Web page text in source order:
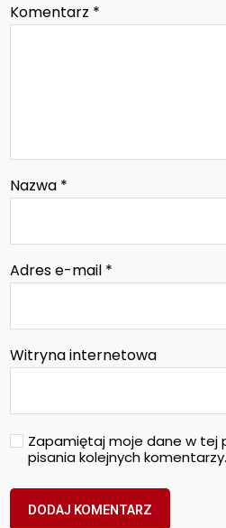
Komentarz *
Nazwa *
Adres e-mail *
Witryna internetowa
Zapamiętaj moje dane w tej
pisania kolejnych komentarzy.